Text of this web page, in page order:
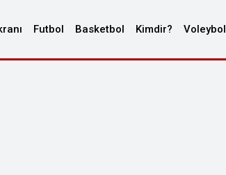
Futbol Basketbol Kimdir? Voleybol